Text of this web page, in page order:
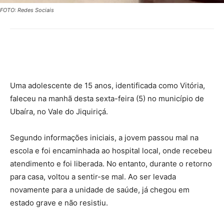
FOTO: Redes Sociais
Uma adolescente de 15 anos, identificada como Vitória,
faleceu na manhã desta sexta-feira (5) no município de
Ubaíra, no Vale do Jiquiriçá.
Segundo informações iniciais, a jovem passou mal na
escola e foi encaminhada ao hospital local, onde recebeu
atendimento e foi liberada. No entanto, durante o retorno
para casa, voltou a sentir-se mal. Ao ser levada
novamente para a unidade de saúde, já chegou em
estado grave e não resistiu.